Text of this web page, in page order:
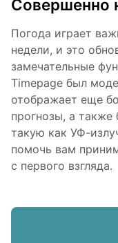
Совершенно
Погода играет
недели, и это
замечательные
Timepage был
отображает еще
прогнозы, а
такую ​​как УФ-
помочь вам
с первого взгляда.